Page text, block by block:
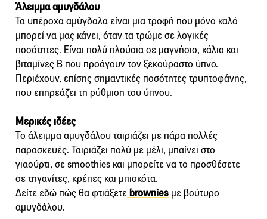
Άλειμμα αμυγδάλου
Τα υπέροχα αμύγδαλα είναι μια τροφή που μόνο καλό
μπορεί να μας κάνει, όταν τα τρώμε σε λογικές
ποσότητες. Είναι πολύ πλούσια σε μαγνήσιο, κάλιο και
βιταμίνες Β που προάγουν τον ξεκούραστο ύπνο.
Περιέχουν, επίσης σημαντικές ποσότητες τρυπτοφάνης,
που επηρεάζει τη ρύθμιση του ύπνου.
Μερικές ιδέες
Το άλειμμα αμυγδάλου ταιριάζει με πάρα πολλές
παρασκευές. Ταιριάζει πολύ με μέλι, μπαίνει στο
γιαούρτι, σε smoothies και μπορείτε να το προσθέσετε
σε τηγανίτες, κρέπες και μπισκότα.
Δείτε εδώ πώς θα φτιάξετε brownies με βούτυρο
αμυγδάλου.